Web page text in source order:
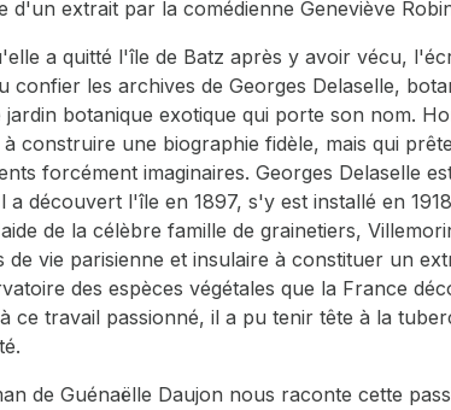
d'un extrait par la comédienne Geneviève
a quitté l'île de Batz après y avoir vécu,
confier les archives de Georges Delaselle,
jardin botanique exotique qui porte son nom.
à construire une biographie fidèle, mais qui
forcément imaginaires. Georges Delaselle
a découvert l'île en 1897, s'y est installé en
de la célèbre famille de grainetiers,
de vie parisienne et insulaire à constituer un
des espèces végétales que la France
ce travail passionné, il a pu tenir tête à la
de Guénaëlle Daujon nous raconte cette